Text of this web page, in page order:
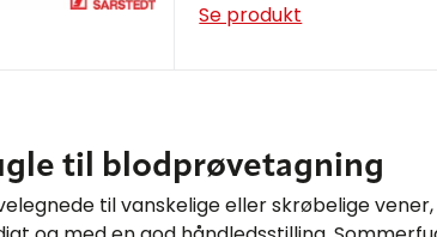
Se produkt
til blodprøvetagning
til vanskelige eller skrøbelige